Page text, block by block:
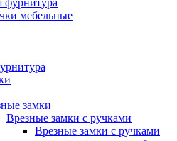
фурнитура
мебельные
замки
Врезные замки с ручками
Врезные замки с ручками